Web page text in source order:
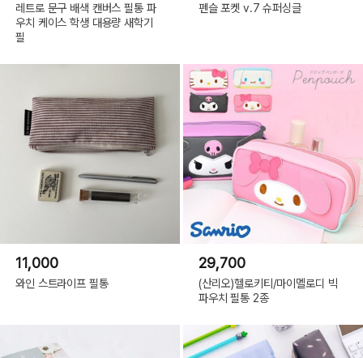
레트로 문구 배색 캔버스 필통 파
우치 케이스 학생 대용량 새학기
필
펜슬 포켓 v.7 슈퍼싱글
11,000
와인 스트라이프 필통
29,700
(산리오)헬로키티/마이멜로디 빅
파우치 필통 2종